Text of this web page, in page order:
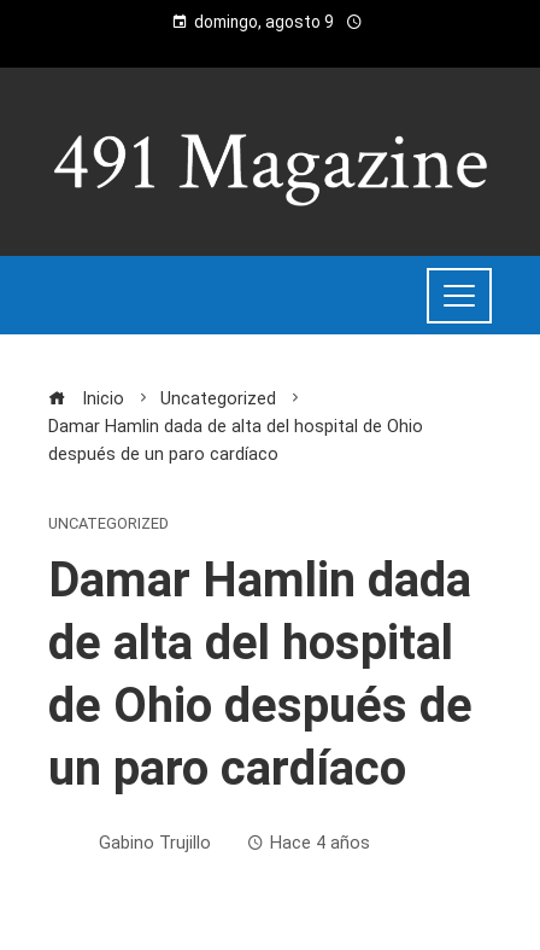
domingo, agosto 9
Inicio
Uncategorized
Damar Hamlin dada de alta del hospital de Ohio
después de un paro cardíaco
UNCATEGORIZED
Damar Hamlin dada
de alta del hospital
de Ohio después de
un paro cardíaco
Gabino Trujillo Hace 4 años